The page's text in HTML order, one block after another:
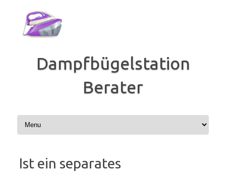
springen
Dampfbügelstation
Berater
Ist ein separates